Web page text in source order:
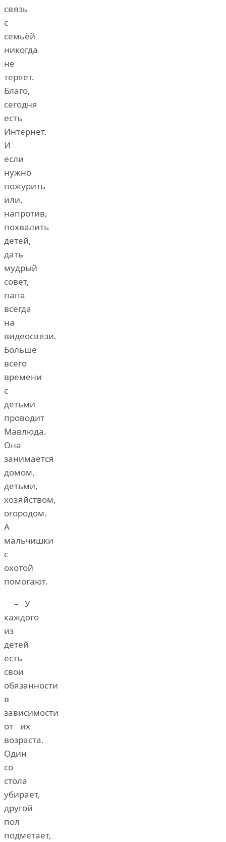
связь
с
семьёй
никогда
не
теряет.
Благо,
сегодня
есть
Интернет.
И
если
нужно
пожурить
или,
напротив,
похвалить
детей,
дать
мудрый
совет,
папа
всегда
на
видеосвязи.
Больше
всего
времени
с
детьми
проводит
Мавлюда.
Она
занимается
домом,
детьми,
хозяйством,
огородом.
А
мальчишки
с
охотой
помогают.
– У
каждого
из
детей
есть
свои
обязанности
в
зависимости
от их
возраста.
Один
со
стола
убирает,
другой
пол
подметает,